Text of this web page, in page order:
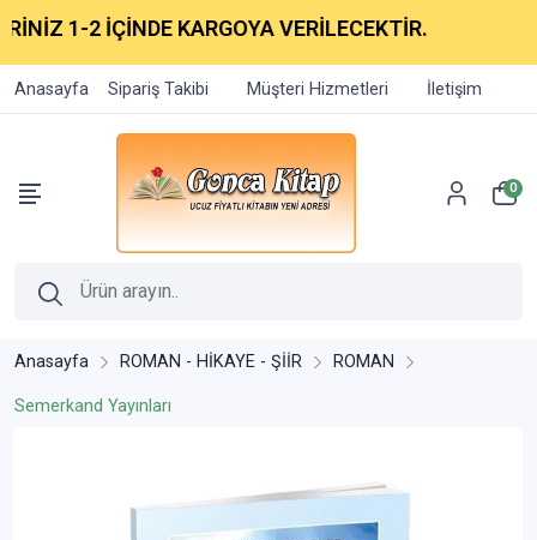
1-2 İÇİNDE KARGOYA VERİLECEKTİR.
Anasayfa Sipariş Takibi Müşteri Hizmetleri İletişim
0
Anasayfa ROMAN - HİKAYE - ŞİİR ROMAN
Semerkand Yayınları